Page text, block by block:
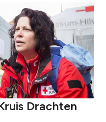
Drachten